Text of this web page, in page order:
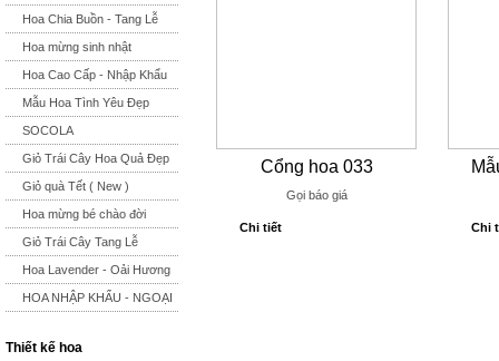
Hoa Chia Buồn - Tang Lễ
Hoa mừng sinh nhật
Hoa Cao Cấp - Nhập Khẩu
Mẫu Hoa Tình Yêu Đẹp
SOCOLA
Giỏ Trái Cây Hoa Quả Đẹp
Giỏ quà Tết ( New )
Hoa mừng bé chào đời
Giỏ Trái Cây Tang Lễ
Hoa Lavender - Oải Hương
HOA NHẬP KHẨU - NGOẠI
Thiết kế hoa
Cổng hoa 033
Gọi báo giá
Chi tiết Chi